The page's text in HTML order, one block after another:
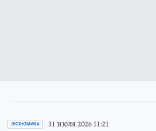
ЭКОНОМИКА 31 июля 2026 11:21